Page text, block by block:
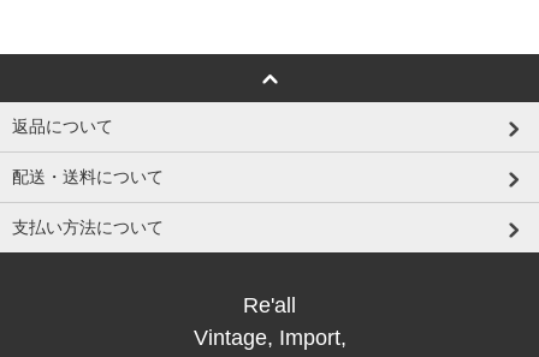
返品について
配送・送料について
支払い方法について
Re'all
Vintage, Import,